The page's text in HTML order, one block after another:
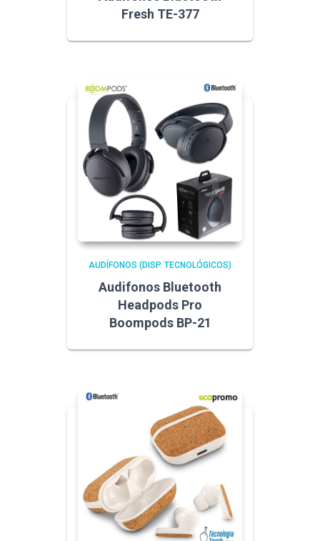
Fresh TE-377
AUDÍFONOS (DISP. TECNOLÓGICOS)
Audifonos Bluetooth
Headpods Pro
Boompods BP-21